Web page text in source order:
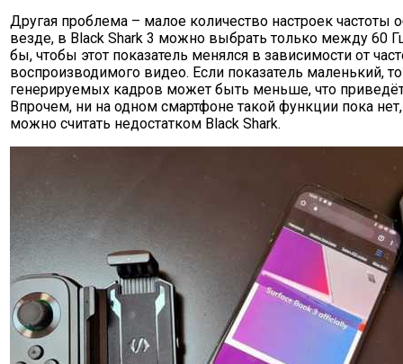
Другая проблема – малое количество настроек частоты
везде, в Black Shark 3 можно выбрать только между 60
бы, чтобы этот показатель менялся в зависимости от
воспроизводимого видео. Если показатель маленький,
генерируемых кадров может быть меньше, что
Впрочем, ни на одном смартфоне такой функции пока нет,
можно считать недостатком Black Shark.